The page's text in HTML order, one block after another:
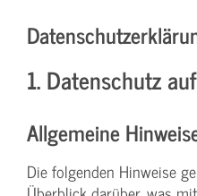
1. Datenschutz
Allgemeine
Die folgenden Hinweise